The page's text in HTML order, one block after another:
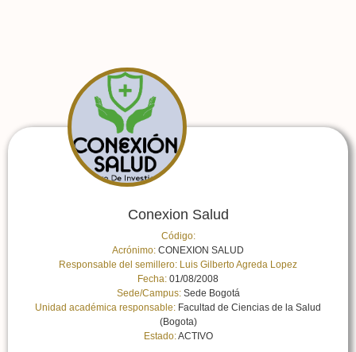
Conexion Salud
Código:
Acrónimo: CONEXION SALUD
Responsable del semillero: Luis Gilberto Agreda Lopez
Fecha: 01/08/2008
Sede/Campus:Sede Bogotá
Unidad académica responsable: Facultad de Ciencias de la Salud
(Bogota)
Estado:ACTIVO